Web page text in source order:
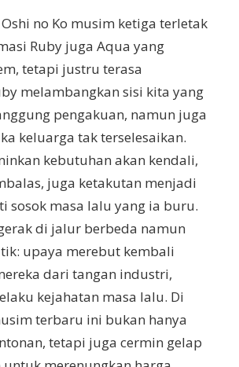
no Ko musim ketiga terletak
Ruby juga Aqua yang
tetapi justru terasa
melambangkan sisi kita yang
pengakuan, namun juga
keluarga tak terselesaikan.
kebutuhan akan kendali,
juga ketakutan menjadi
sosok masa lalu yang ia buru.
di jalur berbeda namun
upaya merebut kembali
dari tangan industri,
kejahatan masa lalu. Di
terbaru ini bukan hanya
tetapi juga cermin gelap